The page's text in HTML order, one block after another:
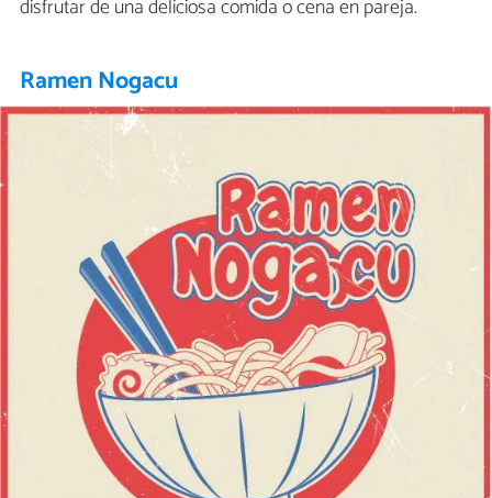
disfrutar de una deliciosa comida o cena en pareja.
Ramen Nogacu